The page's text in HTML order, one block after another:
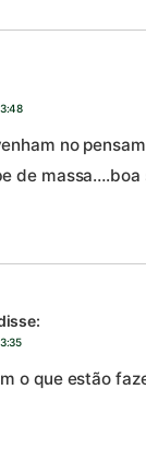
no
de
o que estão